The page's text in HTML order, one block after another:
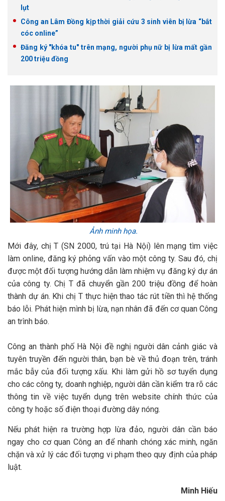
lụt
Công an Lâm Đồng kịp thời giải cứu 3 sinh viên bị lừa “bắt
cóc online”
Đăng ký "khóa tu" trên mạng, người phụ nữ bị lừa mất gần
200 triệu đồng
Ảnh minh họa.
Mới đây, chị T (SN 2000, trú tại Hà Nội) lên mạng tìm việc
làm online, đăng ký phỏng vấn vào một công ty. Sau đó, chị
được một đối tượng hướng dẫn làm nhiệm vụ đăng ký dự án
của công ty. Chị T đã chuyển gần 200 triệu đồng để hoàn
thành dự án. Khi chị T thực hiện thao tác rút tiền thì hệ thống
báo lỗi. Phát hiện mình bị lừa, nạn nhân đã đến cơ quan Công
an trình báo.
Công an thành phố Hà Nội đề nghị người dân cảnh giác và
tuyên truyền đến người thân, bạn bè về thủ đoạn trên, tránh
mắc bẫy của đối tượng xấu. Khi làm gửi hồ sơ tuyển dụng
cho các công ty, doanh nghiệp, người dân cần kiểm tra rõ các
thông tin về việc tuyển dụng trên website chính thức của
công ty hoặc số điện thoại đường dây nóng.
Nếu phát hiện ra trường hợp lừa đảo, người dân cần báo
ngay cho cơ quan Công an để nhanh chóng xác minh, ngăn
chặn và xử lý các đối tượng vi phạm theo quy định của pháp
luật.
Minh Hiếu